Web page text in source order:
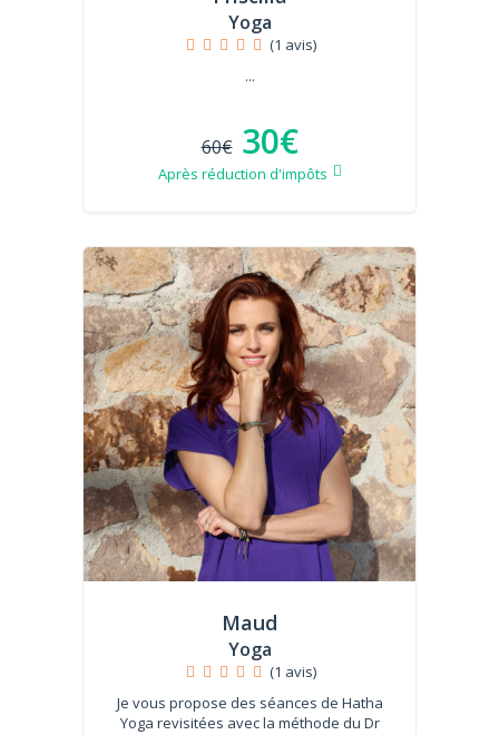
Yoga
(1 avis)
...
60€ 30€
Après réduction d'impôts
Maud
Yoga
(1 avis)
Je vous propose des séances de Hatha
Yoga revisitées avec la méthode du Dr